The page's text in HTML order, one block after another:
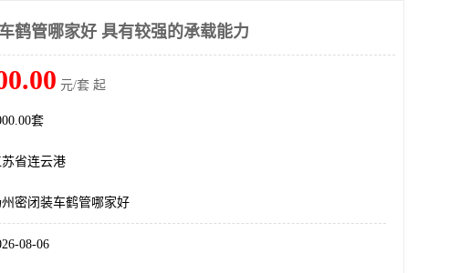
鹤管哪家好 具有较强的承载能力
元/套 起
套
省连云港
密闭装车鹤管哪家好
08-06